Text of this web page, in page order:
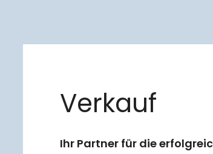
Verkauf
Ihr Partner für die